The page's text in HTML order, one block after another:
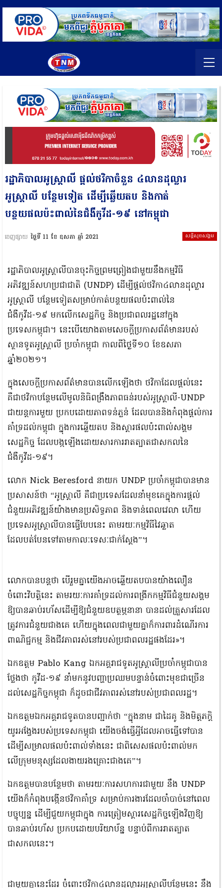
រដ្ឋាភិបាលអូស្ដ្រាលី ផ្ដល់ថវិកាចំនួន ៤លានដុល្លារ
អូស្រ្ដាលី បន្ថែមទៀត ដើម្បីឆ្លើយតប និងកាត់
បន្ថយផលប៉ះពាល់នៃជំងឺកូវីដ-១៩ នៅកម្ពុជា
សន្តិសុខសង្គម
ចេញផ្សាយ ថ្ងៃទី 11 ខែ ឧសភា ឆ្នាំ 2021
រដ្ឋាភិបាលអូស្ដ្រាលីបានចុះកិច្ចព្រមព្រៀងជាមួយនឹងកម្មវិធី
អភិវឌ្ឍន៍សហប្រជាជាតិ (UNDP) ដើម្បីផ្ដល់ថវិកា៤លានដុល្លារ
អូស្ដ្រាលី បន្ថែមទៀតសម្រាប់កាត់បន្ថយផលប៉ះពាល់នៃ
ជំងឺកូវីដ-១៩ មកលើកសេដ្ឋកិច្ច និងប្រជាពលរដ្ឋនៅក្នុង
ប្រទេសកម្ពុជា។ នេះបើយោងតាមសេចក្ដីប្រកាសព័ត៌មានរបស់
ស្ថានទូតអូស្ដ្រាលី ប្រចាំកម្ពុជា កាលពីថ្ងៃទី១០ ខែឧសភា
ឆ្នាំ២០២១។
ក្នុងសេចក្តីប្រកាសព័ត៌មានបានលើកឡើងថា ថវិកាដែលផ្តល់នេះ
គឺជាថវិកាបន្ថែមលើមូលនិធិពង្រឹងភាពធន់របស់អូស្ត្រាលី-UNDP
ជាយន្តការមួយ ប្រកបដោយភាពទន់ភ្លន់ ដែលបាននិងកំពុងផ្តល់ការ
គាំទ្រដល់កម្ពុជា ក្នុងការឆ្លើយតប និងស្តារផលប៉ះពាល់សង្គម
សេដ្ឋកិច្ច ដែលបង្កឡើងដោយសារការរាតត្បាតជាសកលនៃ
ជំងឺកូវីដ-១៩។
លោក Nick Beresford នាយក UNDP ប្រចាំកម្ពុជាបានមាន
ប្រសាសន៍ថា “អូស្ត្រាលី គឺជាប្រទេសដែលនាំមុខគេក្នុងការផ្តល់
ជំនួយអភិវឌ្ឍន៍យ៉ាងមានប្រសិទ្ធភាព និងទាន់ពេលវេលា ហើយ
ប្រទេសអូស្ត្រាលីបានធ្វើបែបនេះ តាមរយៈកម្មវិធីវៃឆ្លាត
ដែលបត់បែនទៅតាមកាលៈទេសៈជាក់ស្ដែង”។
លោកបានបន្ដថា បើរួមគ្នាយើងអាចឆ្លើយតបបានយ៉ាងលឿន
ចំពោះវិបត្តិនេះ តាមរយៈការគាំទ្រដល់ការពង្រីកកម្មវិធីជំនួយសង្គម
ឱ្យបានឆាប់រហ័សដើម្បីឱ្យជំនួយឧបត្ថម្ភនានា បានដល់គ្រួសារដែល
ត្រូវការជំនួយជាងគេ ហើយក្នុងពេលជាមួយគ្នាក៏ការពារដំណើរការ
ពាណិជ្ជកម្ម និងជីវភាពរស់នៅរបស់ប្រជាពលរដ្ឋផងដែរ»។
ឯកឧត្ដម Pablo Kang ឯកអគ្គរាជទូតអូស្ត្រាលីប្រចាំកម្ពុជាបាន
ថ្លែងថា កូវីដ-១៩ នាំមកនូវបញ្ហាប្រឈមបន្ទាន់ចំពោះមុខជាច្រើន
ដល់សេដ្ឋកិច្ចកម្ពុជា ក៏ដូចជាជីវភាពរស់នៅរបស់ប្រជាពលរដ្ឋ។
ឯកឧត្ដមឯកអគ្គរាជទូតបានបញ្ជាក់ថា “ក្នុងនាម ជាដៃគូ និងមិត្តភក្តិ
យូរអង្វែងរបស់ប្រទេសកម្ពុជា យើងចង់ធ្វើអ្វីដែលអាចធ្វើទៅបាន
ដើម្បីសម្រាលផលប៉ះពាល់ទាំងនេះ ជាពិសេសផលប៉ះពាល់មក
លើក្រុមមនុស្សដែលងាយរងគ្រោះជាងគេ”។
ឯកឧត្ដមបានបន្ថែមថា តាមរយៈការសហការជាមួយ នឹង UNDP
យើងក៏កំពុងបង្កើនថវិកាគាំទ្រ សម្រាប់ការងារដែលចាំបាច់នៅពេល
បច្ចុប្បន្ន ដើម្បីជួយកម្ពុជាក្នុង ការត្រៀមស្ដារសេដ្ឋកិច្ចឡើងវិញឱ្យ
បានឆាប់រហ័ស ប្រកបដោយបរិយាប័ន្ន បន្ទាប់ពីការរាតត្បាត
ជាសកលនេះ។
ជាមួយគ្នានេះដែរ ចំពោះថវិកា៤លានដុល្លារអូស្ត្រាលីបន្ថែមនេះ នឹង